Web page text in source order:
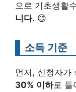
으로 기초생활
니다. 😊
소득 기준
먼저, 신청자가
30% 이하로 들